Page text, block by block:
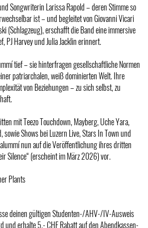
Songwriterin Larissa Rapold – deren Stimme so
ist – und begleitet von Giovanni Vicari
(Schlagzeug), erschafft die Band eine immersive
PJ Harvey und Julia Jacklin erinnert.
tief – sie hinterfragen gesellschaftliche Normen
patriarchalen, weiß dominierten Welt. Ihre
von Beziehungen – zu sich selbst, zu
mit Teezo Touchdown, Mayberg, Uche Yara,
sowie Shows bei Luzern Live, Stars In Town und
nun auf die Veröffentlichung ihres dritten
Silence“ (erscheint im März 2026) vor.
Plants
deinen gültigen Studenten-/AHV-/IV-Ausweis
und erhalte 5.- CHF Rabatt auf den Abendkassen-